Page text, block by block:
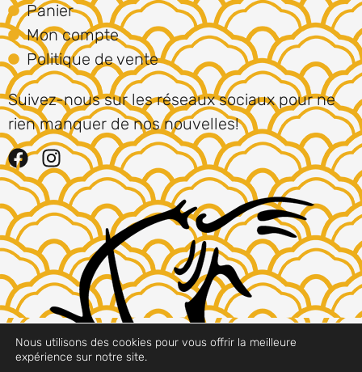
Panier
Mon compte
Politique de vente
Suivez-nous sur les réseaux sociaux pour ne
rien manquer de nos nouvelles!
Nous utilisons des cookies pour vous offrir la meilleure
expérience sur notre site.